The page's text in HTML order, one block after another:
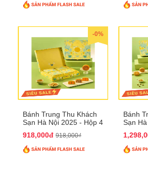
-0%
Bánh Trung Thu Khách
Sạn Hà Nội 2025 - Hộp 4
918,000đ 918,000₫
Bánh
Sạn